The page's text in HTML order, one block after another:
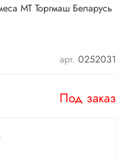
МТ Торгмаш Беларусь
арт. 0252031
Под заказ